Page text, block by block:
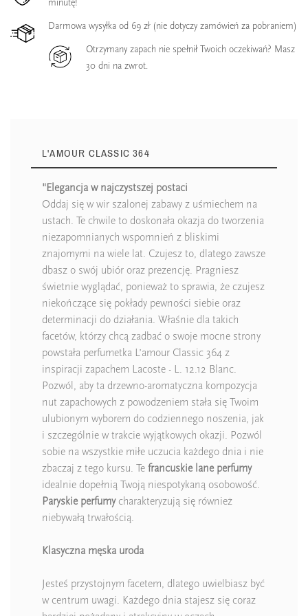
Darmowa wysyłka od 69 zł (nie dotyczy zamówień za pobraniem)
Otrzymany zapach nie spełnił Twoich oczekiwań? Masz
30 dni na zwrot.
L'AMOUR CLASSIC 364
"Elegancja w najczystszej postaci
Oddaj się w wir szalonej zabawy z uśmiechem na
ustach. Te chwile to doskonała okazja do tworzenia
niezapomnianych wspomnień z bliskimi
znajomymi na wiele lat. Czujesz to, dlatego zawsze
dbasz o swój ubiór oraz prezencję. Pragniesz
świetnie wyglądać, ponieważ to sprawia, że czujesz
niekończące się pokłady pewności siebie oraz
determinacji do działania. Właśnie dla takich
facetów, którzy chcą zadbać o swoje mocne strony
powstała perfumetka L’amour Classic 364 z
inspiracji zapachem Lacoste - L. 12.12 Blanc.
Pozwól, aby ta drzewno-aromatyczna kompozycja
nut zapachowych z powodzeniem stała się Twoim
ulubionym wyborem do codziennego noszenia, jak
i szczególnie w trakcie wyjątkowych okazji. Pozwól
sobie na wszystkie miłe uczucia każdego dnia i nie
zbaczaj z tego kursu. Te francuskie lane perfumy
idealnie dopełnią Twoją niespotykaną osobowość.
Paryskie perfumycharakteryzują się również
niebywałą trwałością.
Klasyczna męska uroda
Jesteś przystojnym facetem, dlatego uwielbiasz być
w centrum uwagi. Każdego dnia stajesz się coraz